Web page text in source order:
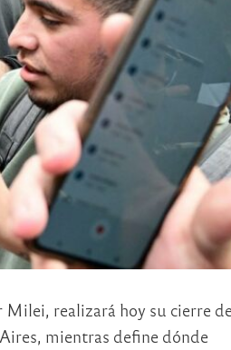
Milei, realizará hoy su cierre
mientras define dónde